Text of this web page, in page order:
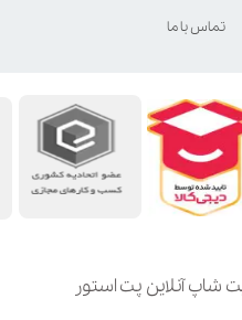
شاپ آنلاین پت استور
تماس با ما